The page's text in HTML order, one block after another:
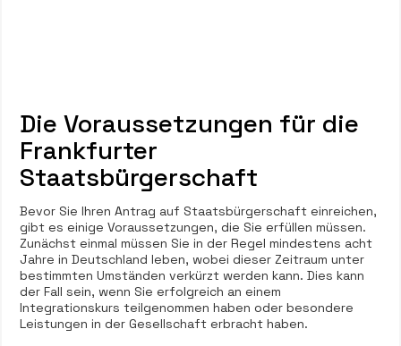
Die Voraussetzungen für die
Frankfurter
Staatsbürgerschaft
Bevor Sie Ihren Antrag auf Staatsbürgerschaft einreichen,
gibt es einige Voraussetzungen, die Sie erfüllen müssen.
Zunächst einmal müssen Sie in der Regel mindestens acht
Jahre in Deutschland leben, wobei dieser Zeitraum unter
bestimmten Umständen verkürzt werden kann. Dies kann
der Fall sein, wenn Sie erfolgreich an einem
Integrationskurs teilgenommen haben oder besondere
Leistungen in der Gesellschaft erbracht haben.